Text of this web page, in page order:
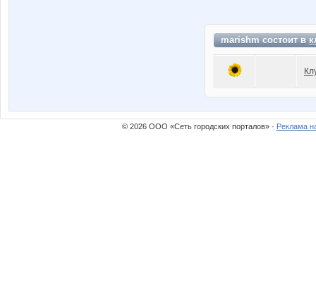
marishm состоит в
© 2026 ООО «Сеть городских порталов» · Реклама